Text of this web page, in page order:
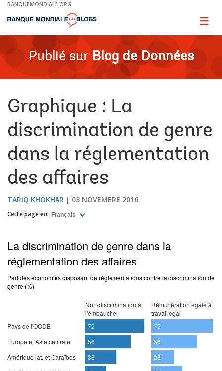
Skip
Main
BANQUEMONDIALE.ORG
Page
Publié sur Blog de Données
Graphique : La
discrimination de genre
dans la réglementation
des affaires
TARIQ KHOKHAR 03 NOVEMBRE 2016
Cette page en: Français